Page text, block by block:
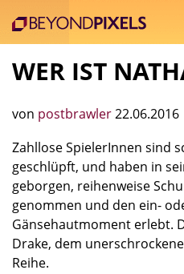
WER IST
von postbrawler22.06.2016
Zahllose SpielerInnen sind
geschlüpft, und haben in
geborgen, reihenweise
genommen und den ein-
Gänsehautmoment erlebt.
Drake, dem
Reihe.